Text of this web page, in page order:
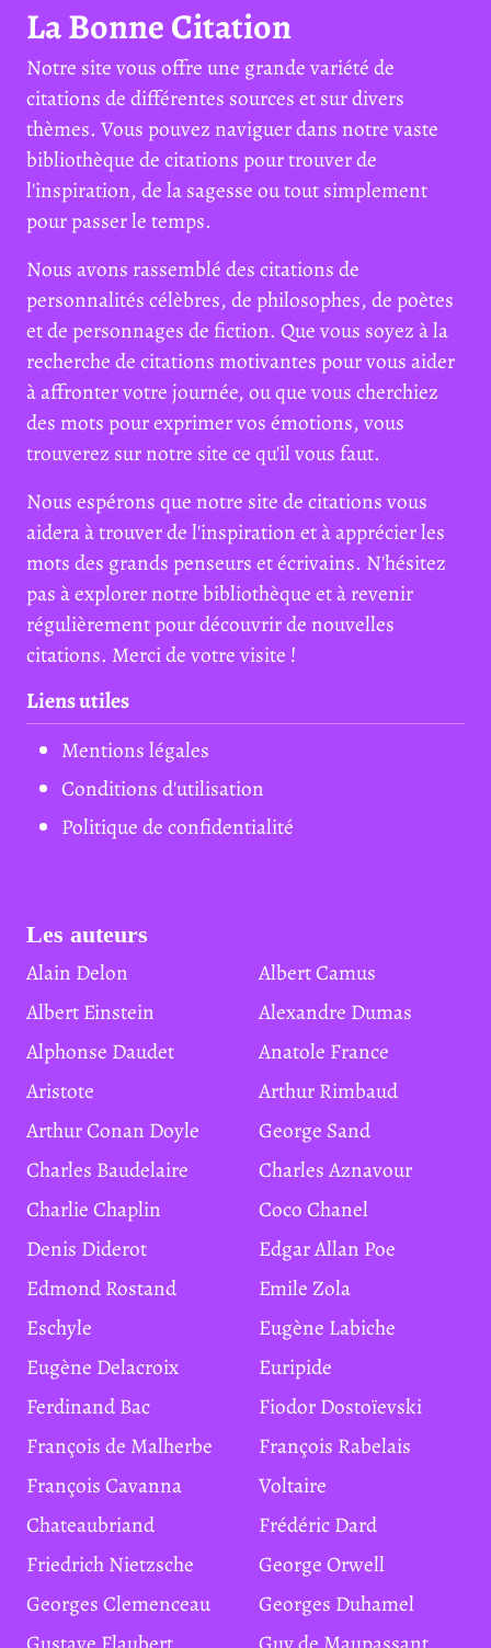
La Bonne Citation
Notre site vous offre une grande variété de
citations de différentes sources et sur divers
thèmes. Vous pouvez naviguer dans notre vaste
bibliothèque de citations pour trouver de
l'inspiration, de la sagesse ou tout simplement
pour passer le temps.
Nous avons rassemblé des citations de
personnalités célèbres, de philosophes, de poètes
et de personnages de fiction. Que vous soyez à la
recherche de citations motivantes pour vous aider
à affronter votre journée, ou que vous cherchiez
des mots pour exprimer vos émotions, vous
trouverez sur notre site ce qu'il vous faut.
Nous espérons que notre site de citations vous
aidera à trouver de l'inspiration et à apprécier les
mots des grands penseurs et écrivains. N'hésitez
pas à explorer notre bibliothèque et à revenir
régulièrement pour découvrir de nouvelles
citations. Merci de votre visite !
Liens utiles
Mentions légales
Conditions d'utilisation
Politique de confidentialité
Les auteurs
Alain Delon
Albert Camus
Albert Einstein
Alexandre Dumas
Alphonse Daudet
Anatole France
Aristote
Arthur Rimbaud
Arthur Conan Doyle
George Sand
Charles Baudelaire
Charles Aznavour
Charlie Chaplin
Coco Chanel
Denis Diderot
Edgar Allan Poe
Edmond Rostand
Emile Zola
Eschyle
Eugène Labiche
Eugène Delacroix
Euripide
Ferdinand Bac
Fiodor Dostoïevski
François de Malherbe
François Rabelais
François Cavanna
Voltaire
Chateaubriand
Frédéric Dard
Friedrich Nietzsche
George Orwell
Georges Clemenceau
Georges Duhamel